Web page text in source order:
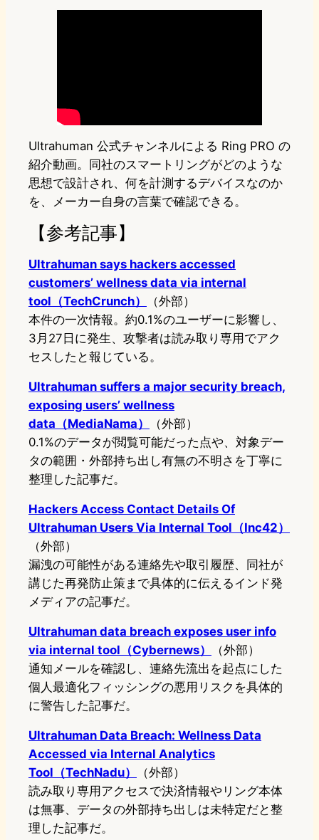
Ultrahuman 公式チャンネルによる Ring PRO の
紹介動画。同社のスマートリングがどのような
思想で設計され、何を計測するデバイスなのか
を、メーカー自身の言葉で確認できる。
【参考記事】
Ultrahuman says hackers accessed
customers’ wellness data via internal
tool（TechCrunch）
（外部）
本件の一次情報。約0.1%のユーザーに影響し、
3月27日に発生、攻撃者は読み取り専用でアク
セスしたと報じている。
Ultrahuman suffers a major security breach,
exposing users’ wellness
data（MediaNama）
（外部）
0.1%のデータが閲覧可能だった点や、対象デー
タの範囲・外部持ち出し有無の不明さを丁寧に
整理した記事だ。
Hackers Access Contact Details Of
Ultrahuman Users Via Internal Tool（Inc42）
（外部）
漏洩の可能性がある連絡先や取引履歴、同社が
講じた再発防止策まで具体的に伝えるインド発
メディアの記事だ。
Ultrahuman data breach exposes user info
via internal tool（Cybernews）
（外部）
通知メールを確認し、連絡先流出を起点にした
個人最適化フィッシングの悪用リスクを具体的
に警告した記事だ。
Ultrahuman Data Breach: Wellness Data
Accessed via Internal Analytics
Tool（TechNadu）
（外部）
読み取り専用アクセスで決済情報やリング本体
は無事、データの外部持ち出しは未特定だと整
理した記事だ。